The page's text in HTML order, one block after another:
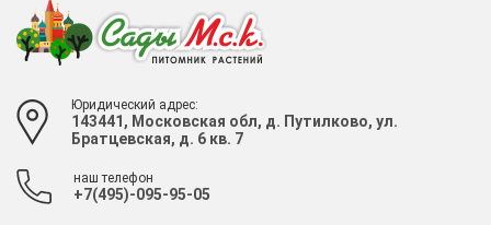
Юридический адрес:
143441, Московская обл, д. Путилково, ул.
Братцевская, д. 6 кв. 7
наш телефон
+7(495)-095-95-05